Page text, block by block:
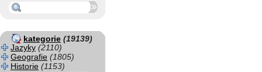
kategorie (19139)
Jazyky (2110)
Geografie (1805)
Historie (1153)